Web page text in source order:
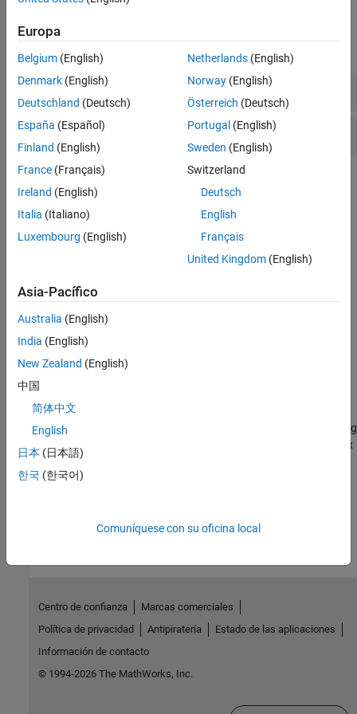
Visualización y evaluación de clusters
Crear un objeto gmdistribution
Trabajar con un objetogmdistribution
Temas
Cluster Data Using Gaussian Mixture Model
structures.
Implement hard clustering on simulated data from a mixture of
Gaussian distributions.
Cluster Gaussian Mixture Data Using Soft Clustering
Implement soft clustering on simulated data from a mixture of
Gaussian distributions.
Tune Gaussian Mixture Models
Determine the best Gaussian mixture model (GMM) fit by adjusting
the number of components and the component covariance matrix
structure.
Europa
Belgium (English)
Denmark (English)
Deutschland (Deutsch)
España (Español)
Finland (English)
France (Français)
Ireland (English)
Italia (Italiano)
Luxembourg (English)
Netherlands(English)
Norway(English)
Österreich (Deutsch)
Portugal (English)
Sweden (English)
Switzerland
Deutsch
English
Français
United Kingdom(English)
Asia-Pacífico
Australia (English)
India (English)
New Zealand (English)
中国
简体中文
English
日本 (日本語)
한국 (한국어)
Comuníquese con su oficina local
Centro de confianza
Marcas comerciales
Política de privacidad
Antipiratería
Estado de las aplicaciones
Información de contacto
© 1994-2026 The MathWorks, Inc.